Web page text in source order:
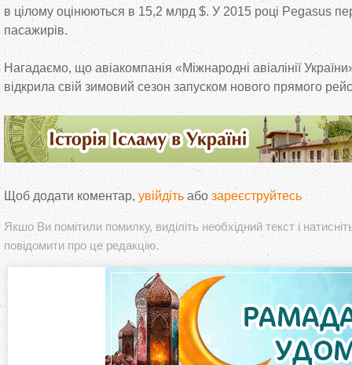
в цілому оцінюються в 15,2 млрд $. У 2015 році Pegasus
пасажирів.
Нагадаємо, що авіакомпанія «Міжнародні авіалінії України
відкрила свій зимовий сезон запуском нового прямого
Щоб додати коментар, увійдіть або зареєструйтесь
Якшо Ви помітили помилку, виділіть необхідний текст і
повідомити про це редакцію.